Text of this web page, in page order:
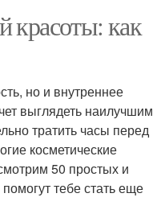
красоты: как
но и внутреннее
выглядеть наилучшим
тратить часы перед
косметические
50 простых и
тебе стать еще